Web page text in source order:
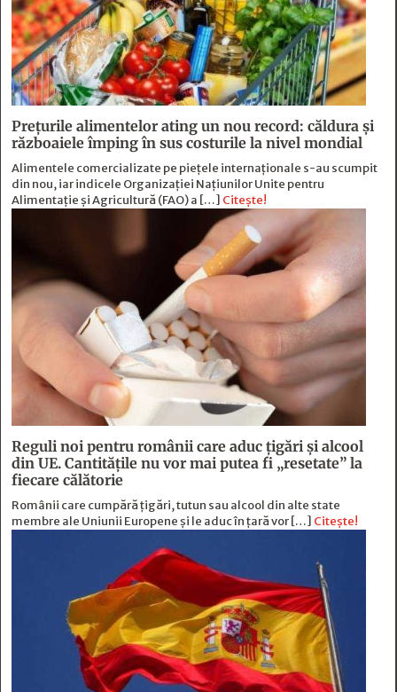
Prețurile alimentelor ating un nou record: căldura și
războaiele împing în sus costurile la nivel mondial
Alimentele comercializate pe piețele internaționale s-au scumpit
din nou, iar indicele Organizației Națiunilor Unite pentru
Alimentație și Agricultură (FAO) a […] Citește!
Reguli noi pentru românii care aduc țigări și alcool
din UE. Cantitățile nu vor mai putea fi „resetate” la
fiecare călătorie
Românii care cumpără țigări, tutun sau alcool din alte state
membre ale Uniunii Europene și le aduc în țară vor […] Citește!